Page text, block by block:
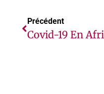
Précédent